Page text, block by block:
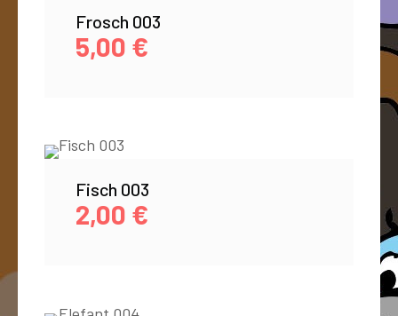
Frosch 003
5,00 €
Fisch 003
2,00 €